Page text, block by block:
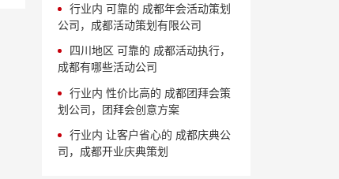
行业内 可靠的 成都年会活动策划
公司，成都活动策划有限公司
四川地区 可靠的 成都活动执行，
成都有哪些活动公司
行业内 性价比高的 成都团拜会策
划公司，团拜会创意方案
行业内 让客户省心的 成都庆典公
司，成都开业庆典策划